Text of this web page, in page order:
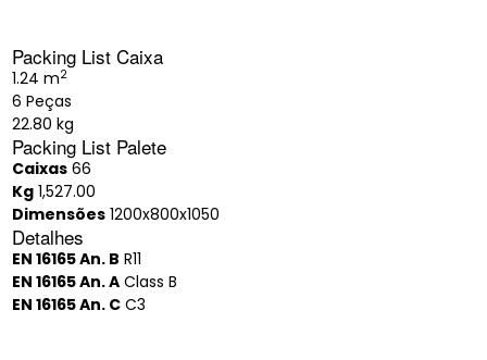
Packing List Caixa
1.24 m2
6 Peças
22.80 kg
Packing List Palete
Caixas66
Kg1,527.00
Dimensões1200x800x1050
Detalhes
EN 16165 An. B R11
EN 16165 An. AClass B
EN 16165 An. CC3